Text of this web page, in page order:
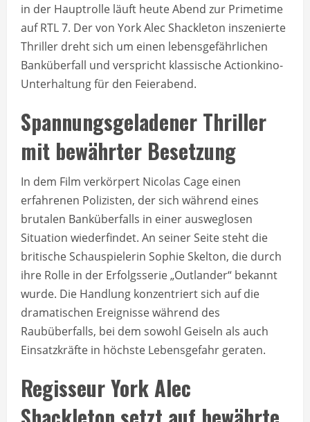
in der Hauptrolle läuft heute Abend zur Primetime
auf RTL 7. Der von York Alec Shackleton inszenierte
Thriller dreht sich um einen lebensgefährlichen
Banküberfall und verspricht klassische Actionkino-
Unterhaltung für den Feierabend.
Spannungsgeladener Thriller
mit bewährter Besetzung
In dem Film verkörpert Nicolas Cage einen
erfahrenen Polizisten, der sich während eines
brutalen Banküberfalls in einer ausweglosen
Situation wiederfindet. An seiner Seite steht die
britische Schauspielerin Sophie Skelton, die durch
ihre Rolle in der Erfolgsserie „Outlander“ bekannt
wurde. Die Handlung konzentriert sich auf die
dramatischen Ereignisse während des
Raubüberfalls, bei dem sowohl Geiseln als auch
Einsatzkräfte in höchste Lebensgefahr geraten.
Regisseur York Alec